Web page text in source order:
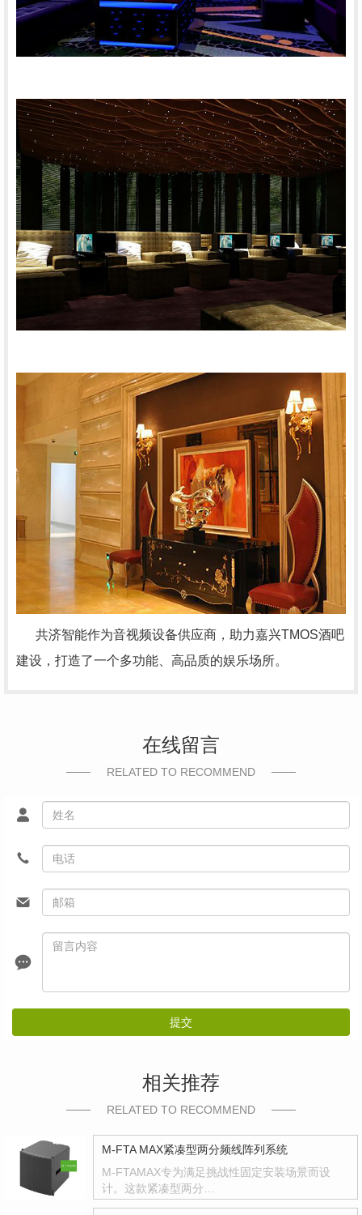
共济智能作为音视频设备供应商，助力嘉兴TMOS酒吧
建设，打造了一个多功能、高品质的娱乐场所。
在线留言
RELATED TO RECOMMEND
提交
相关推荐
RELATED TO RECOMMEND
M-FTA MAX紧凑型两分频线阵列系统
M-FTAMAX专为满足挑战性固定安装场景而设
计。这款紧凑型两分…